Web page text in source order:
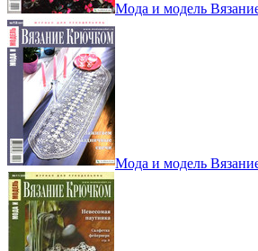
Мода и модель
Мода и модель